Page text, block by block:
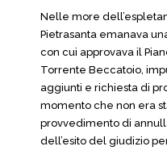
Nelle more
Pietrasanta emanava
con cui approvava il
Torrente Beccatoio,
aggiunti e richiesta di
momento che non era
provvedimento di
dell’esito del giudizio